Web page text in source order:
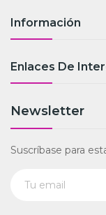
Información
Enlaces De
Newsletter
Suscríbase para